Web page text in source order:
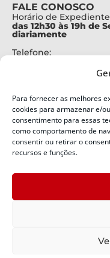
Para fornecer as melhores
cookies para armazenar e/
consentimento para essas
como comportamento de
consentir ou retirar o
recursos e funções.
FALE CONOSCO
Horário de
das 12h30 às 19h de
diariamente
Telefone:
Alertas Defesa Civil:
SMS 40199
ENDEREÇO
Defesa Civil do Estado
Bairro:
Capoeiras,
Política de